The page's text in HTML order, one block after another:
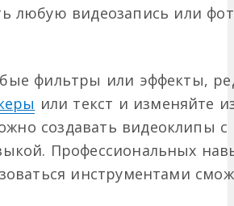
любую видеозапись или
фильтры или эффекты,
или текст и изменяйте
создавать видеоклипы
Профессиональных
инструментами